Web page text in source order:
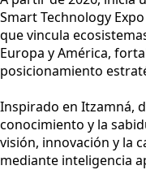
Smart Technology
que vincula
Europa y América,
posicionamiento
Inspirado en Itzamná,
conocimiento y la
visión, innovación y la
mediante inteligencia